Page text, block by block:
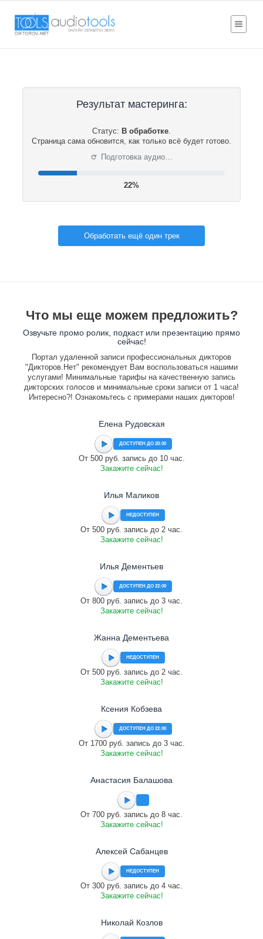
Результат мастеринга:
Статус: В обработке.
Страница сама обновится, как только всё будет готово.
⟳ Подготовка аудио…
22%
Обработать ещё один трек
Что мы еще можем предложить?
Озвучьте промо ролик, подкаст или презентацию прямо
сейчас!
Портал удаленной записи профессиональных дикторов
"Дикторов.Нет" рекомендует Вам воспользоваться нашими
услугами! Минимальные тарифы на качественную запись
дикторских голосов и минимальные сроки записи от 1 часа!
Интересно?! Ознакомьтесь с примерами наших дикторов!
Елена Рудовская
ДОСТУПЕН ДО 20:00
От 500 руб. запись до 10 час.
Закажите сейчас!
Илья Маликов
НЕДОСТУПЕН
От 500 руб. запись до 2 час.
Закажите сейчас!
Илья Дементьев
ДОСТУПЕН ДО 22:00
От 800 руб. запись до 3 час.
Закажите сейчас!
Жанна Дементьева
НЕДОСТУПЕН
От 500 руб. запись до 2 час.
Закажите сейчас!
Ксения Кобзева
ДОСТУПЕН ДО 22:00
От 1700 руб. запись до 3 час.
Закажите сейчас!
Анастасия Балашова
От 700 руб. запись до 8 час.
Закажите сейчас!
Алексей Сабанцев
НЕДОСТУПЕН
От 300 руб. запись до 4 час.
Закажите сейчас!
Николай Козлов